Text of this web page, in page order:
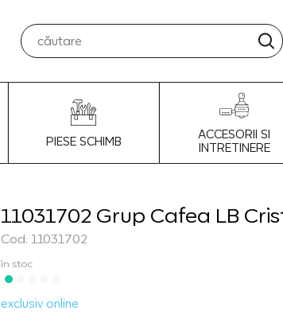
PIESE SCHIMB
ACCESORII SI
INTRETINERE
11031702 Grup Cafea LB
Cod: 11031702
în stoc
exclusiv online